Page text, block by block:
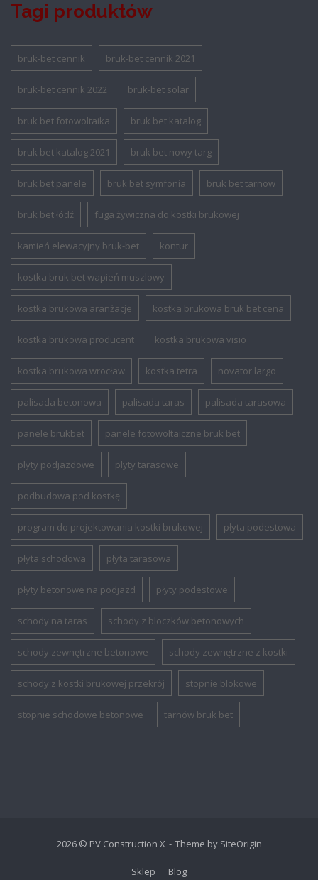
Tagi produktów
bruk-bet cennik bruk-bet cennik 2021
bruk-bet cennik 2022 bruk-bet solar
bruk bet fotowoltaika bruk bet katalog
bruk bet katalog 2021 bruk bet nowy targ
bruk bet panele bruk bet symfonia bruk bet tarnow
bruk bet łódź fuga żywiczna do kostki brukowej
kamień elewacyjny bruk-bet kontur
kostka bruk bet wapień muszlowy
kostka brukowa aranżacje kostka brukowa bruk bet cena
kostka brukowa producent kostka brukowa visio
kostka brukowa wrocław kostka tetra novator largo
palisada betonowa palisada taras palisada tarasowa
panele brukbet panele fotowoltaiczne bruk bet
plyty podjazdowe plyty tarasowe
podbudowa pod kostkę
program do projektowania kostki brukowej płyta podestowa
płyta schodowa płyta tarasowa
płyty betonowe na podjazd płyty podestowe
schody na taras schody z bloczków betonowych
schody zewnętrzne betonowe schody zewnętrzne z kostki
schody z kostki brukowej przekrój stopnie blokowe
stopnie schodowe betonowe tarnów bruk bet
2026 © PV Construction X Theme by SiteOrigin
Sklep Blog